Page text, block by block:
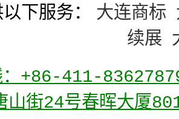
下服务：
大连商标
续展
：+86-411-
山街24号春晖大厦